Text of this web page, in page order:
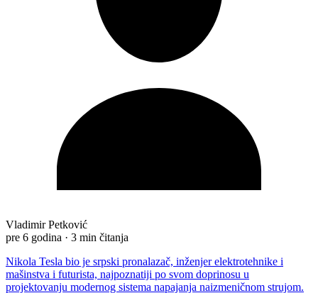
Vladimir Petković
pre 6 godina · 3 min čitanja
Nikola Tesla bio je srpski pronalazač, inženjer elektrotehnike i
mašinstva i futurista, najpoznatiji po svom doprinosu u
projektovanju modernog sistema napajanja naizmeničnom strujom.